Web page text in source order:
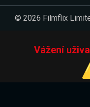
© 2026 Filmflix
Vážení